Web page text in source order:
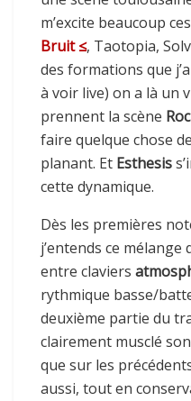
m’excite beaucoup
Bruit ≤, Taotopia,
des formations que
à voir live) on a là un
prennent la scène
faire quelque chose
planant. Et Esthesis
cette dynamique.
Dès les premières
j’entends ce mélange
entre claviers
rythmique basse/
deuxième partie du
clairement musclé
que sur les
aussi, tout en